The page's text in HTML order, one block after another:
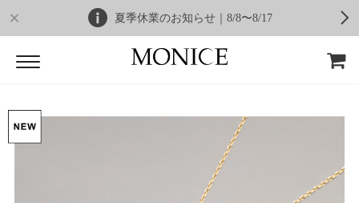
夏季休業のお知らせ｜8/8〜8/17